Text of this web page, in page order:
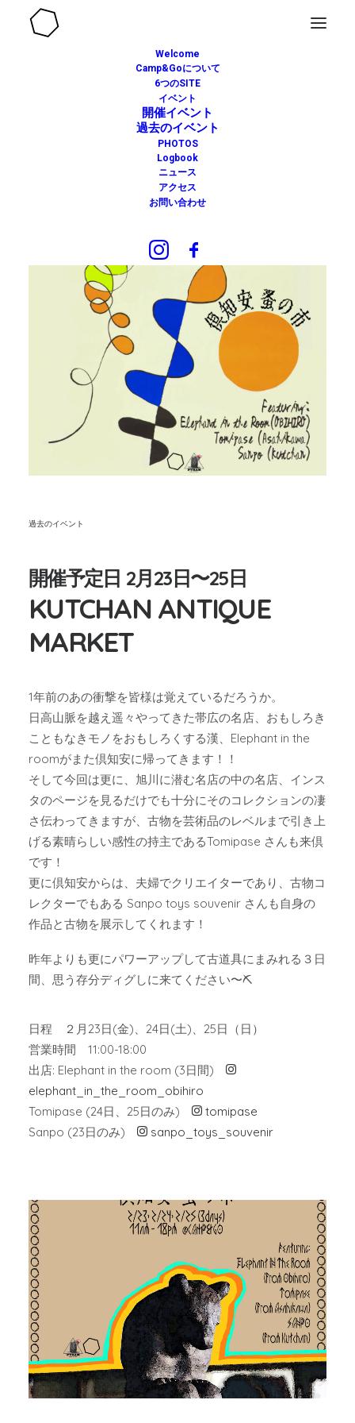
Welcome
Camp&Goについて
6つのSITE
イベント
開催イベント
過去のイベント
PHOTOS
Logbook
ニュース
アクセス
お問い合わせ
過去のイベント
開催予定日 2月23日〜25日
KUTCHAN ANTIQUE
MARKET
1年前のあの衝撃を皆様は覚えているだろうか。
日高山脈を越え遥々やってきた帯広の名店、おもしろき
こともなきモノをおもしろくする漢、Elephant in the
roomがまた倶知安に帰ってきます！！
そして今回は更に、旭川に潜む名店の中の名店、インス
タのページを見るだけでも十分にそのコレクションの凄
さ伝わってきますが、古物を芸術品のレベルまで引き上
げる素晴らしい感性の持主であるTomipase さんも来倶
です！
更に倶知安からは、夫婦でクリエイターであり、古物コ
レクターでもある Sanpo toys souvenir さんも自身の
作品と古物を展示してくれます！
昨年よりも更にパワーアップして古道具にまみれる３日
間、思う存分ディグしに来てください〜⛏
日程 ２月23日(金)、24日(土)、25日（日）
営業時間 11:00-18:00
出店: Elephant in the room (3日間)
elephant_in_the_room_obihiro
Tomipase (24日、25日のみ)
tomipase
Sanpo (23日のみ)
sanpo_toys_souvenir